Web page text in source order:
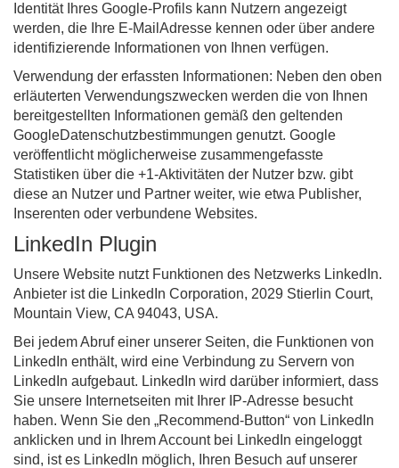
Identität Ihres Google-Profils kann Nutzern angezeigt
werden, die Ihre E-MailAdresse kennen oder über andere
identifizierende Informationen von Ihnen verfügen.
Verwendung der erfassten Informationen: Neben den oben
erläuterten Verwendungszwecken werden die von Ihnen
bereitgestellten Informationen gemäß den geltenden
GoogleDatenschutzbestimmungen genutzt. Google
veröffentlicht möglicherweise zusammengefasste
Statistiken über die +1-Aktivitäten der Nutzer bzw. gibt
diese an Nutzer und Partner weiter, wie etwa Publisher,
Inserenten oder verbundene Websites.
LinkedIn Plugin
Unsere Website nutzt Funktionen des Netzwerks LinkedIn.
Anbieter ist die LinkedIn Corporation, 2029 Stierlin Court,
Mountain View, CA 94043, USA.
Bei jedem Abruf einer unserer Seiten, die Funktionen von
LinkedIn enthält, wird eine Verbindung zu Servern von
LinkedIn aufgebaut. LinkedIn wird darüber informiert, dass
Sie unsere Internetseiten mit Ihrer IP-Adresse besucht
haben. Wenn Sie den „Recommend-Button“ von LinkedIn
anklicken und in Ihrem Account bei LinkedIn eingeloggt
sind, ist es LinkedIn möglich, Ihren Besuch auf unserer